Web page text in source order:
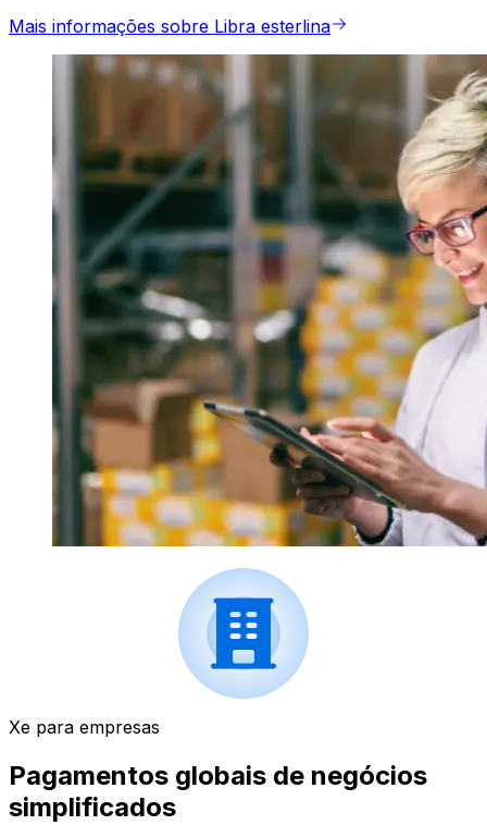
Mais informações sobre Libra esterlina
Xe para empresas
Pagamentos globais de negócios
simplificados